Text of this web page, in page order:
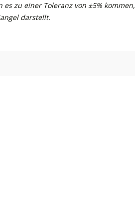
zu einer Toleranz von ±5% kommen,
darstellt.